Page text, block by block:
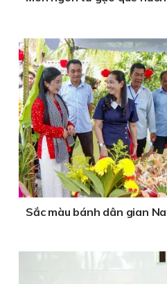
Sắc màu bánh dân gian